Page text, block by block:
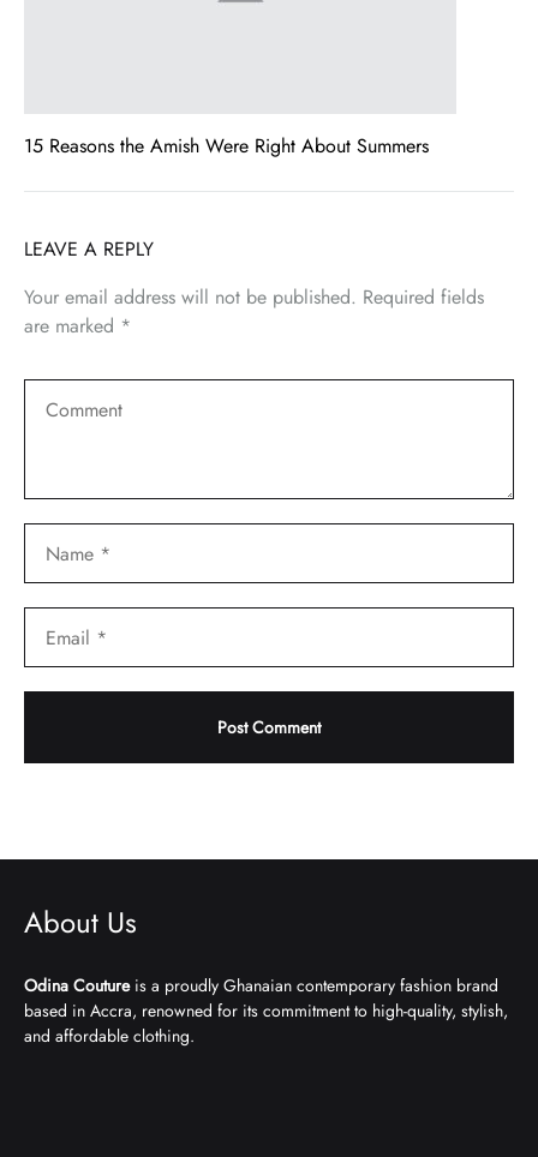
15 Reasons the Amish Were Right About Summers
LEAVE A REPLY
Your email address will not be published. Required fields
are marked *
About Us
Odina Coutureis a proudly Ghanaian contemporary fashion brand
based in Accra, renowned for its commitment to high-quality, stylish,
and affordable clothing.